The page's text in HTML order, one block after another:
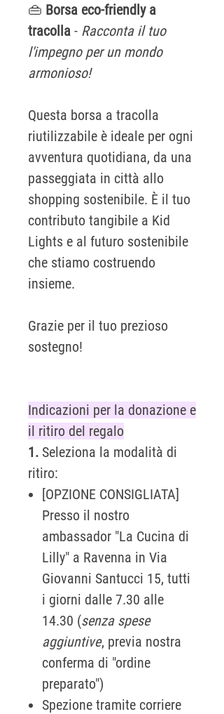
👜 Borsa eco-friendly a
tracolla - Racconta il tuo
l'impegno per un mondo
armonioso!
Questa borsa a tracolla
riutilizzabile è ideale per ogni
avventura quotidiana, da una
passeggiata in città allo
shopping sostenibile. È il tuo
contributo tangibile a Kid
Lights e al futuro sostenibile
che stiamo costruendo
insieme.
Grazie per il tuo prezioso
sostegno!
Indicazioni per la donazione e
il ritiro del regalo
1. Seleziona la modalità di
ritiro:
[OPZIONE CONSIGLIATA]
Presso il nostro
ambassador "La Cucina di
Lilly" a Ravenna in Via
Giovanni Santucci 15, tutti
i giorni dalle 7.30 alle
14.30 (senza spese
aggiuntive, previa nostra
conferma di "ordine
preparato")
Spezione tramite corriere